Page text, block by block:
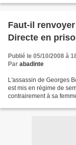
Faut-il
Directe en
Publié le 05/10/2008 à
Par abadinte
L'assassin de Georges
est mis en régime de
contrairement à sa